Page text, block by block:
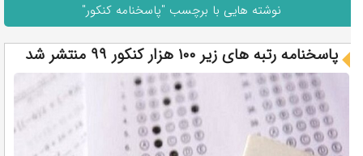
نوشته هایی با برچسب "پاسخنامه کنکور"
پاسخنامه رتبه های زیر ۱۰۰ هزار کنکور ۹۹ منتشر شد